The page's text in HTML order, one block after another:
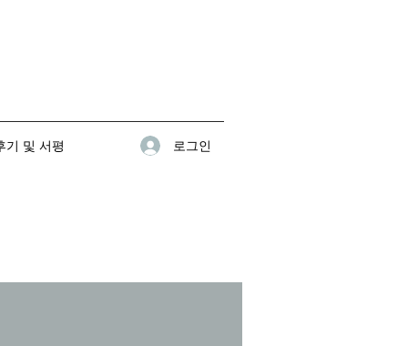
기 및 서평 로그인